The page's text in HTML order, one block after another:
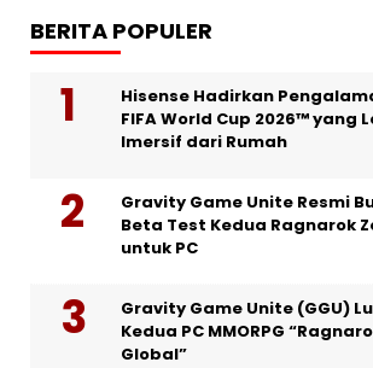
BERITA POPULER
Hisense Hadirkan
FIFA World Cup 2026™ yang
Imersif dari Rumah
Gravity Game Unite Resmi
Beta Test Kedua Ragnarok
untuk PC
Gravity Game Unite (GGU)
Kedua PC MMORPG
Global”